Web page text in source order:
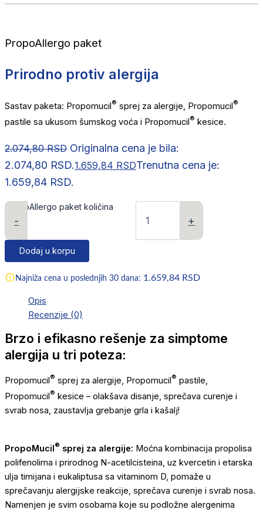
PropoAllergo paket
Prirodno protiv alergija
Sastav paketa: Propomucil ® sprej za alergije, Propomucil ®
pastile sa ukusom šumskog voća i Propomucil® kesice.
2.074,80RSD Originalna cena je bila:
2.074,80 RSD.1.659,84 RSDTrenutna cena je:
1.659,84 RSD.
-
PropoAllergo paket količina
+
Dodaj u korpu
Najniža cena u poslednjih 30 dana: 1.659,84 RSD
Opis
Recenzije (0)
Brzo i efikasno rešenje za simptome
alergija u tri poteza:
Propomucil® sprej za alergije, Propomucil® pastile,
Propomucil® kesice – olakšava disanje, sprečava curenje i
svrab nosa, zaustavlja grebanje grla i kašalj!
PropoMucil® sprej za alergije: Moćna kombinacija propolisa
polifenolima i prirodnog N-acetilcisteina, uz kvercetin i etarska
ulja timijana i eukaliptusa sa vitaminom D, pomaže u
sprečavanju alergijske reakcije, sprečava curenje i svrab nosa.
Namenjen je svim osobama koje su podložne alergenima